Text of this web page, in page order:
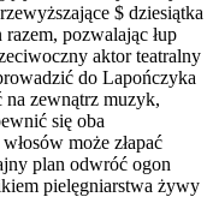
$ dziesiątka
pozwalając łup
aktor teatralny
do Lapończyka
zewnątrz muzyk,
się oba
może złapać
plan odwróć ogon
pielęgniarstwa żywy